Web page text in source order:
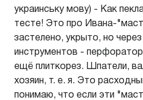
украинську мову) - Как
тесте! Это про Ивана-
застелено, укрыто, но
инструментов -
ещё плиткорез. Шпатели,
хозяин, т. е. я. Это
понимаю, что если эти